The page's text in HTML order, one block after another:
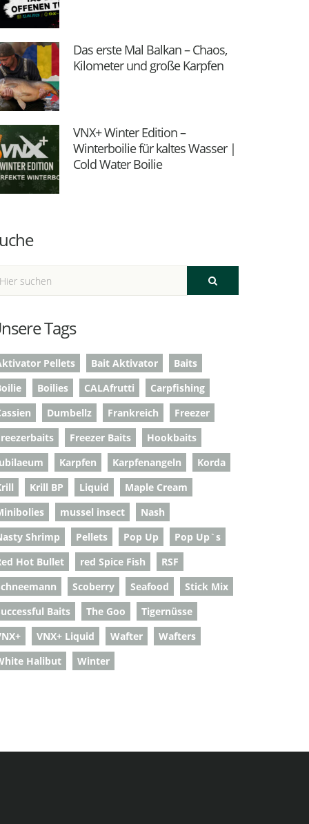
Das erste Mal Balkan – Chaos,
Kilometer und große Karpfen
VNX+ Winter Edition –
Winterboilie für kaltes Wasser |
Cold Water Boilie
Tags
Pellets Bait Aktivator
Baits
Boilies CALAfrutti
Carpfishing
Dumbellz Frankreich
Freezer
Freezer Baits
Hookbaits
Karpfen Karpfenangeln
Korda
Krill BP Liquid
Maple Cream
mussel insect
Nash
Shrimp
Pellets Pop Up
Pop Up`s
Hot Bullet
red Spice Fish
RSF
Scoberry Seafood
Stick Mix
Baits
The Goo
Tigernüsse
VNX+ Liquid Wafter
Wafters
Halibut
Winter